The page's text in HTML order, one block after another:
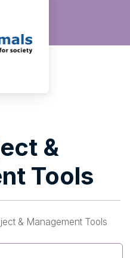
&
Tools
& Management Tools